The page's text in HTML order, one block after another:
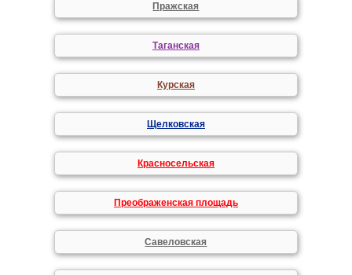
Пражская
Таганская
Курская
Щелковская
Красносельская
Преображенская площадь
Савеловская